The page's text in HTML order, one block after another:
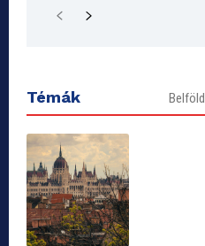
Témák Belföld